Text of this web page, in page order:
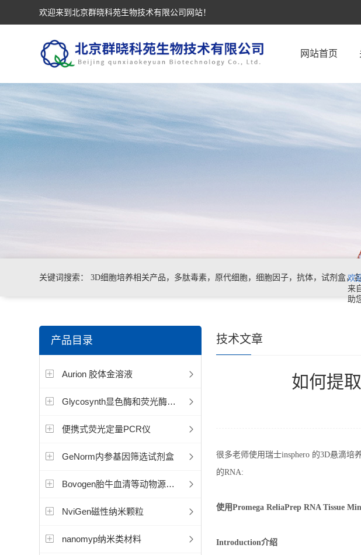
欢
来
助
欢迎来到北京群晓科苑生物技术有限公司网站！
网站首页
关键词搜索： 3D细胞培养相关产品，多肽毒素，原代细胞，细胞因子，抗体，试剂盒，
产品目录
Aurion 胶体金溶液
Glycosynth显色酶和荧光酶底物
便携式荧光定量PCR仪
GeNorm内参基因筛选试剂盒
Bovogen胎牛血清等动物源产品
NviGen磁性纳米颗粒
nanomyp纳米类材料
技术文章
如何提
很多老师使用瑞士insphero 的3D悬滴培
的RNA:
使用Promega ReliaPrep RNA Tissue
Introduction介绍